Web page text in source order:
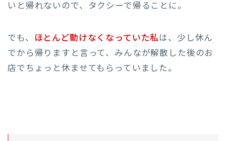
いと帰れないので、タクシーで帰ることに。
でも、 ほとんど動けなくなっていた私は、少し休ん
でから帰りますと言って、みんなが解散した後のお
店でちょっと休ませてもらっていました。